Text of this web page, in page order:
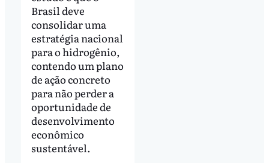
Brasil deve
consolidar uma
estratégia nacional
para o hidrogênio,
contendo um plano
de ação concreto
para não perder a
oportunidade de
desenvolvimento
econômico
sustentável.